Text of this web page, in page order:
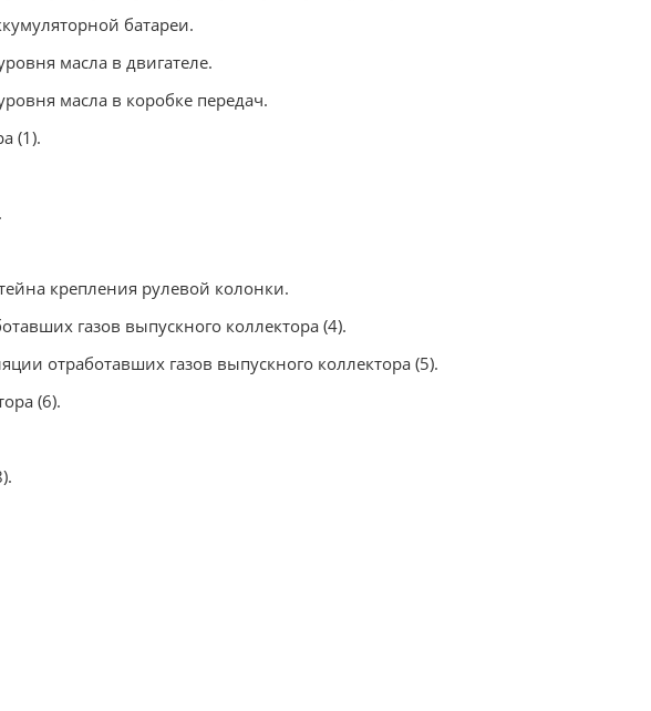
батареи.
масла в двигателе.
масла в коробке передач.
(1).
крепления рулевой колонки.
газов выпускного коллектора (4).
отработавших газов выпускного коллектора (5).
(6).